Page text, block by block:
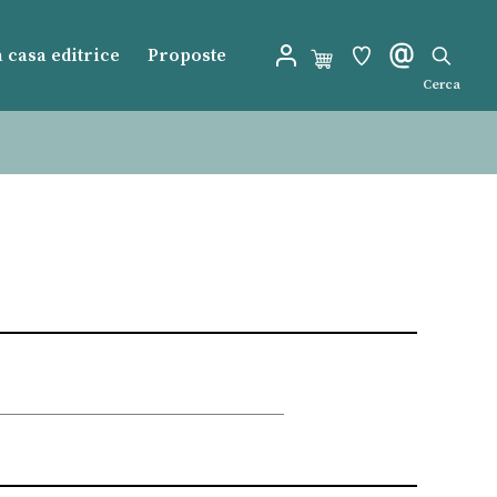
casa editrice Proposte
Cerca